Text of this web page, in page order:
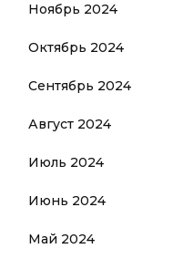
Ноябрь 2024
Октябрь 2024
Сентябрь 2024
Август 2024
Июль 2024
Июнь 2024
Май 2024